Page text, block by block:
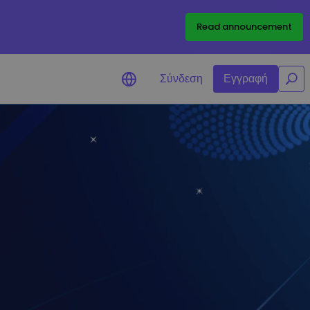
Read announcement
Σύνδεση Εγγραφή
/